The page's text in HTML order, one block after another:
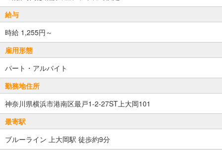
給与
時給 1,255円～
雇用形態
パート・アルバイト
勤務地住所
神奈川県横浜市港南区最戸1-2-27ST上大岡101
最寄駅
ブルーライン 上大岡駅 徒歩約9分